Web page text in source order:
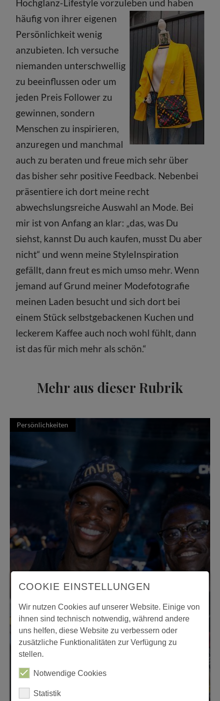
Hochglanz-Lifestyle vorzuleben und haben
häufig von ihrer eigenen
Persönlichkeit wenig
anzubieten. Ich versuche
niemanden unterschwellig
zu beeinflussen oder um
jeden Preis Follower zu
gewinnen, sondern
Menschen zu inspirieren,
anzuregen und manchmal
auch zu beraten und freue mich sehr über
das bisher sehr positive Feedback. Nebenbei
präsentiere ich dort meine recht
abwechslungsreiche Auswahl an Mode. Bei
mir ist von Anfang an klar: „das, was Du
siehst, kannst Du auch kaufen, musst Du aber
nicht“ und wenn meine StyleInspiration
gefällt, dann freut es mich umso mehr. Wenn
jemand auf Grund meiner Modefotografie
meinen Laden besucht und sich dort bei
einem Stück selbstgebackenen Kuchen und
leckerem Kaffee auch noch wohl fühlt, dann
ist das für mich mehr als schön.“
Mehr aus dieser Rubrik
Persönlichkeiten
COOKIE EINSTELLUNGEN
Wir nutzen Cookies auf unserer Website. Einige von
ihnen sind technisch notwendig, während andere
uns helfen, diese Website zu verbessern oder
zusätzliche Funktionalitäten zur Verfügung zu
stellen.
Notwendige Cookies
Statistik